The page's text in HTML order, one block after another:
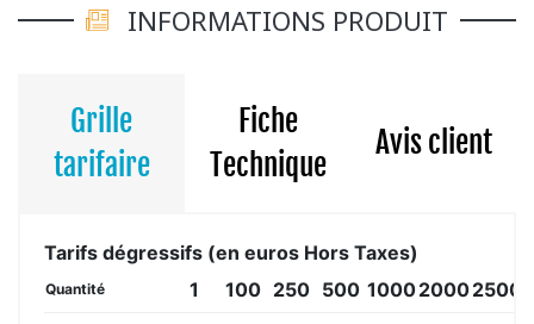
INFORMATIONS PRODUIT
Grille
tarifaire
Fiche
Technique
Avis client
Tarifs dégressifs (en euros Hors Taxes)
Quantité 1 100 250 500 100020002500